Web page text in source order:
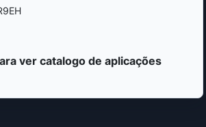
ver catalogo de aplicações